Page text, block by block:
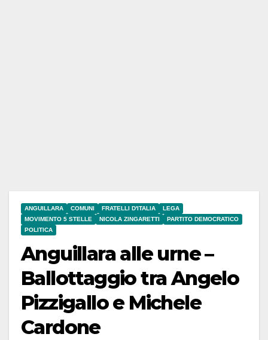
ANGUILLARA COMUNI FRATELLI D'ITALIA
LEGA
MOVIMENTO 5 STELLE
NICOLA ZINGARETTI
PARTITO DEMOCRATICO
POLITICA
Anguillara alle urne –
Ballottaggio tra Angelo
Pizzigallo e Michele
Cardone